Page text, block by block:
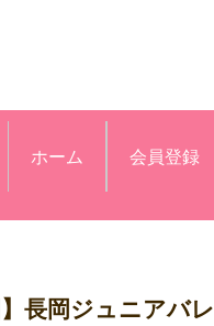
ホーム 会員登録
】長岡ジュニアバ